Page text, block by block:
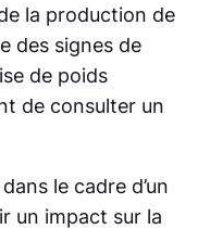
la production de
des signes de
de poids
de consulter un
le cadre d’un
un impact sur la